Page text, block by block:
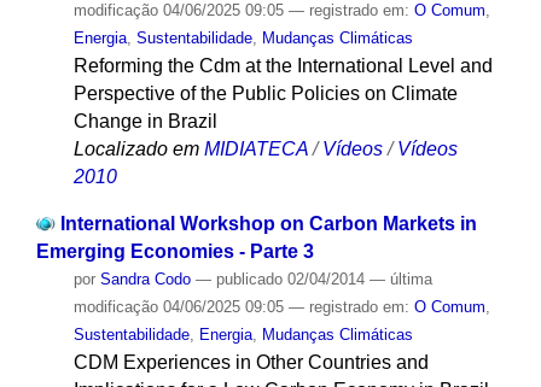
modificação04/06/2025 09:05 — registrado em: O Comum,
Energia, Sustentabilidade, Mudanças Climáticas
Reforming the Cdm at the International Level and
Perspective of the Public Policies on Climate
Change in Brazil
Localizado em MIDIATECA /Vídeos /Vídeos
2010
International Workshop on Carbon Markets in
Emerging Economies - Parte 3
por Sandra Codo — publicado02/04/2014 — última
modificação04/06/2025 09:05 — registrado em: O Comum
Sustentabilidade, Energia, Mudanças Climáticas
CDM Experiences in Other Countries and